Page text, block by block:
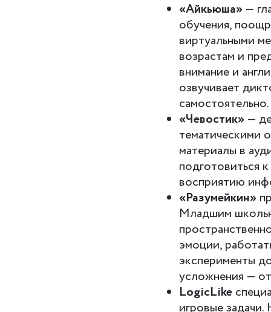
«Айкьюша» —
обучения,
виртуальными
возрастам и
внимание и
озвучивает
самостоятельно.
«Чевостик» —
тематическими
материалы в
подготовиться
восприятию
«Разумейкин»
Младшим
эмоции,
эксперименты
усложнения —
LogicLike
игровые